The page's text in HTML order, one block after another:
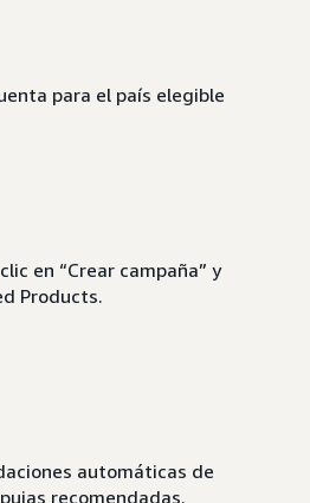
para el país elegible
en “Crear campaña” y
Products.
automáticas de
recomendadas.